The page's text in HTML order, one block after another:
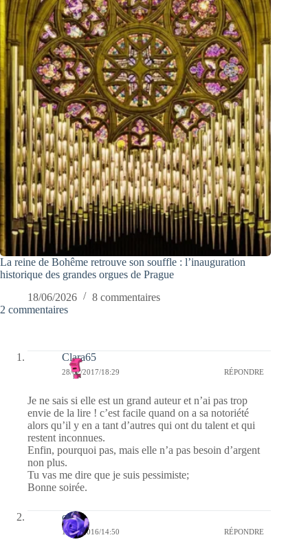
La reine de Bohême retrouve son souffle : l’inauguration
historique des grandes orgues de Prague
18/06/2026
8 commentaires
2 commentaires
Clara65
28/02/2017/18:29 RÉPONDRE
Je ne sais si elle est un grand auteur et n’ai pas trop
envie de la lire ! c’est facile quand on a sa notoriété
alors qu’il y en a tant d’autres qui ont du talent et qui
restent inconnues.
Enfin, pourquoi pas, mais elle n’a pas besoin d’argent
non plus.
Tu vas me dire que je suis pessimiste;
Bonne soirée.
covix
16/12/2016/14:50 RÉPONDRE